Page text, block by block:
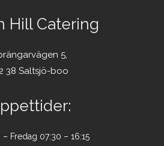
Hill Catering
5,
38 Saltsjö-boo
– Fredag 07:30 – 16:15